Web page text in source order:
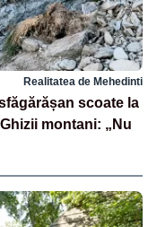
Realitatea de Mehedinti
scoate la
montani: „Nu